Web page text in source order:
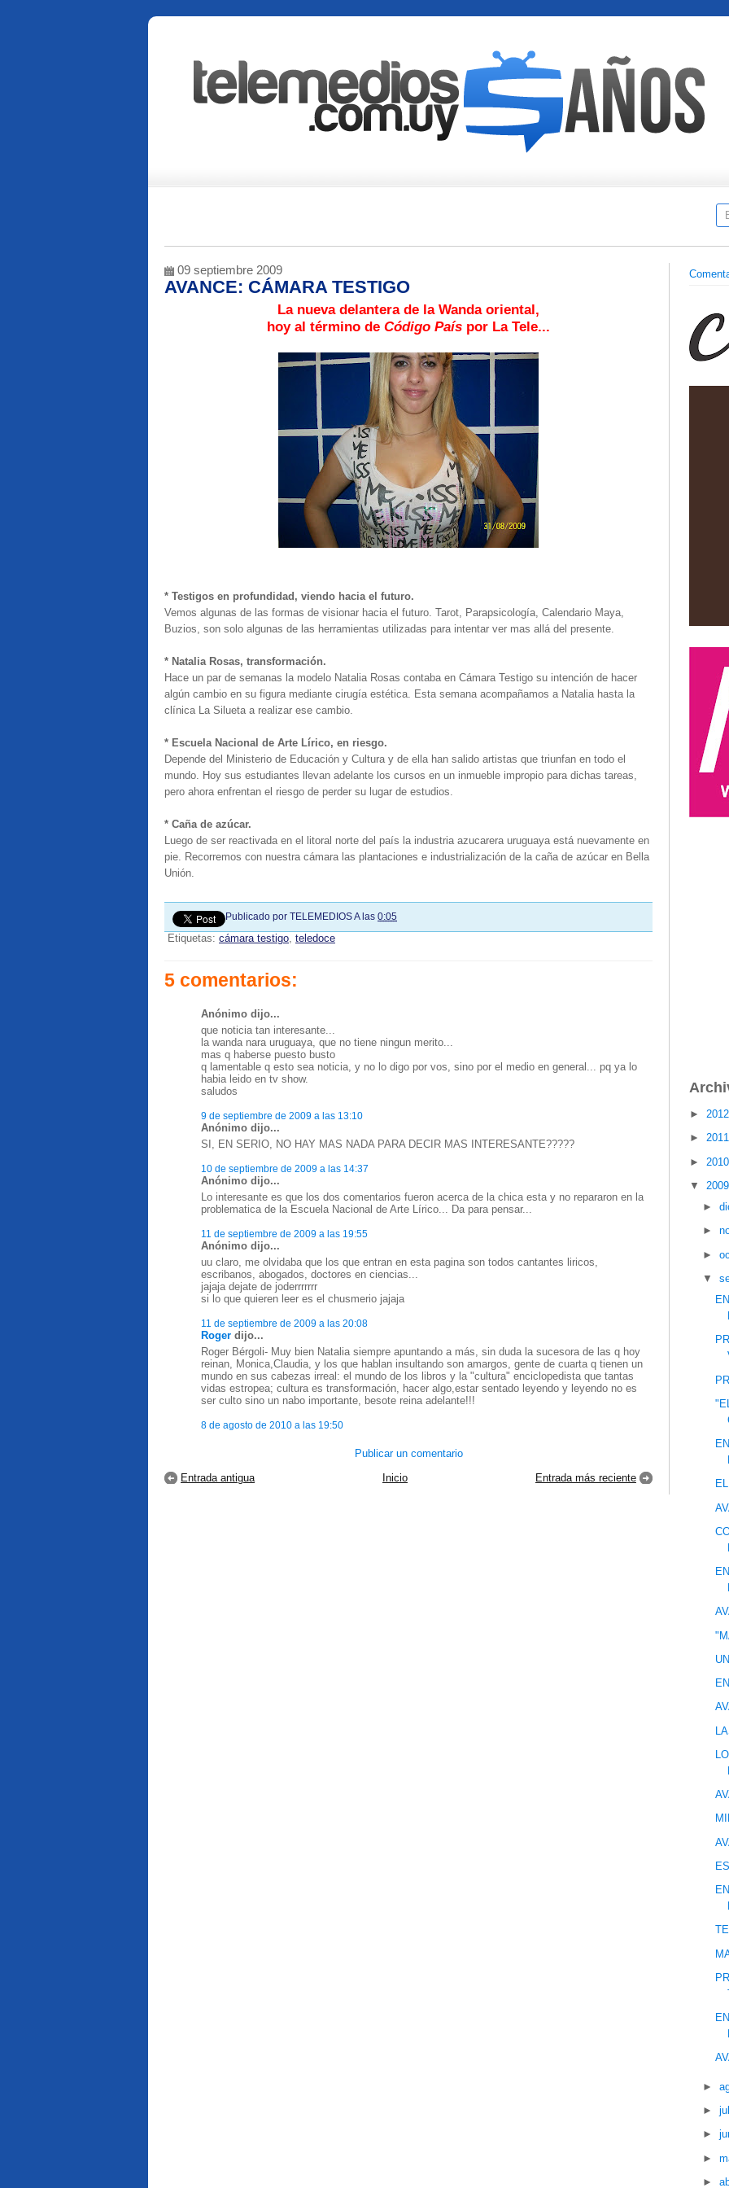
09 septiembre 2009
AVANCE: CÁMARA TESTIGO
La nueva delantera de la Wanda oriental,
hoy al término de Código País por La Tele...
* Testigos en profundidad, viendo hacia el futuro.
Vemos algunas de las formas de visionar hacia el futuro. Tarot, Parapsicología, Calendario Maya,
Buzios, son solo algunas de las herramientas utilizadas para intentar ver mas allá del presente.
* Natalia Rosas, transformación.
Hace un par de semanas la modelo Natalia Rosas contaba en Cámara Testigo su intención de hacer
algún cambio en su figura mediante cirugía estética. Esta semana acompañamos a Natalia hasta la
clínica La Silueta a realizar ese cambio.
* Escuela Nacional de Arte Lírico, en riesgo.
Depende del Ministerio de Educación y Cultura y de ella han salido artistas que triunfan en todo el
mundo. Hoy sus estudiantes llevan adelante los cursos en un inmueble impropio para dichas tareas,
pero ahora enfrentan el riesgo de perder su lugar de estudios.
* Caña de azúcar.
Luego de ser reactivada en el litoral norte del país la industria azucarera uruguaya está nuevamente en
pie. Recorremos con nuestra cámara las plantaciones e industrialización de la caña de azúcar en Bella
Unión.
Publicado por TELEMEDIOSA las 0:05
Etiquetas: cámara testigo, teledoce
5 comentarios:
Anónimo dijo...
que noticia tan interesante...
la wanda nara uruguaya, que no tiene ningun merito...
mas q haberse puesto busto
q lamentable q esto sea noticia, y no lo digo por vos, sino por el medio en general... pq ya lo
habia leido en tv show.
saludos
9 de septiembre de 2009 a las 13:10
Anónimo dijo...
SI, EN SERIO, NO HAY MAS NADA PARA DECIR MAS INTERESANTE?????
10 de septiembre de 2009 a las 14:37
Anónimo dijo...
Lo interesante es que los dos comentarios fueron acerca de la chica esta y no repararon en la
problematica de la Escuela Nacional de Arte Lírico... Da para pensar...
11 de septiembre de 2009 a las 19:55
Anónimo dijo...
uu claro, me olvidaba que los que entran en esta pagina son todos cantantes liricos,
escribanos, abogados, doctores en ciencias...
jajaja dejate de joderrrrrrr
si lo que quieren leer es el chusmerio jajaja
11 de septiembre de 2009 a las 20:08
Roger dijo...
Roger Bérgoli- Muy bien Natalia siempre apuntando a más, sin duda la sucesora de las q hoy
reinan, Monica,Claudia, y los que hablan insultando son amargos, gente de cuarta q tienen un
mundo en sus cabezas irreal: el mundo de los libros y la "cultura" enciclopedista que tantas
vidas estropea; cultura es transformación, hacer algo,estar sentado leyendo y leyendo no es
ser culto sino un nabo importante, besote reina adelante!!!
8 de agosto de 2010 a las 19:50
Publicar un comentario
Entrada más reciente
Entrada antigua Inicio
►
►
►
▼
►
►
►
▼
►
►
►
►
►